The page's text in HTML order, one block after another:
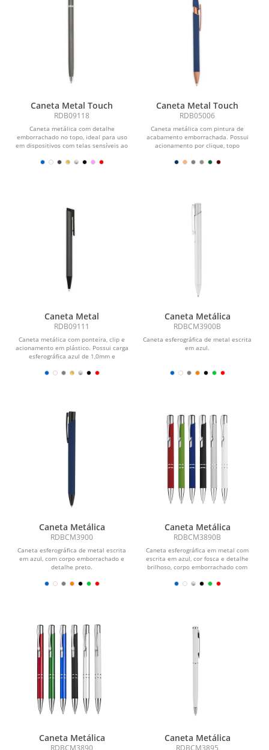
Caneta Metal Touch
RDB09118
Caneta metálica com detalhe
emborrachado no topo, ideal para uso
em dispositivos com telas sensíveis ao
Caneta Metal Touch
RDB05006
Caneta metálica com pintura de
acabamento emborrachada. Possui
acionamento por clique, topo
Caneta Metal
RDB09111
Caneta metálica com ponteira, clip e
acionamento em plástico. Possui carga
esferográfica azul de 1,0mm e
Caneta Metálica
RDBCM3900B
Caneta esferográfica de metal escrita
em azul.
Caneta Metálica
RDBCM3900
Caneta esferográfica de metal escrita
em azul, com corpo emborrachado e
detalhe preto.
Caneta Metálica
RDBCM3890B
Caneta esferográfica em metal com
escrita em azul, cor fosca e detalhe
brilhoso, corpo emborrachado com
Caneta Metálica Caneta Metálica